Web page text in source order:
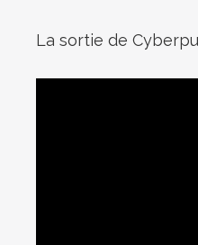
La sortie de